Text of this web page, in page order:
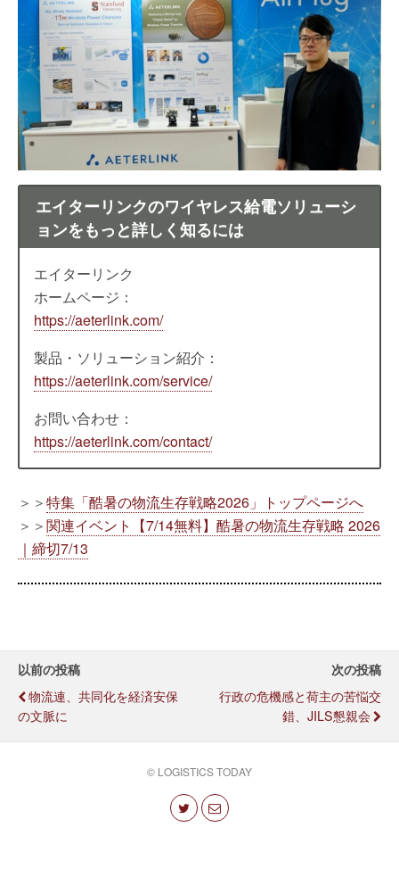
エイターリンクのワイヤレス給電ソリューシ
ョンをもっと詳しく知るには
エイターリンク
ホームページ：
https://aeterlink.com/
製品・ソリューション紹介：
https://aeterlink.com/service/
お問い合わせ：
https://aeterlink.com/contact/
＞＞特集「酷暑の物流生存戦略2026」トップページへ
＞＞関連イベント【7/14無料】酷暑の物流生存戦略 2026
｜締切7/13
以前の投稿
物流連、共同化を経済安保
の文脈に
次の投稿
行政の危機感と荷主の苦悩交
錯、JILS懇親会
© LOGISTICS TODAY